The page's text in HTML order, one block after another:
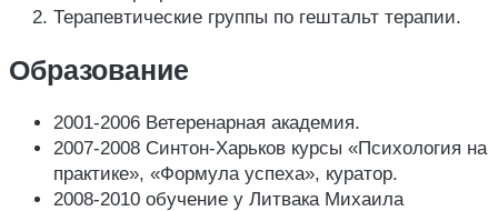
Терапевтические группы по гештальт терапии.
Образование
2001-2006 Ветеренарная академия.
2007-2008 Синтон-Харьков курсы «Психология на
практике», «Формула успеха», куратор.
2008-2010 обучение у Литвака Михаила